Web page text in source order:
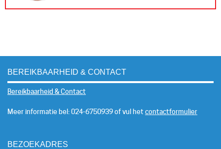
BEREIKBAARHEID & CONTACT
Bereikbaarheid & Contact
Meer informatie bel: 024-6750939 of vul hetcontactformulier
BEZOEKADRES